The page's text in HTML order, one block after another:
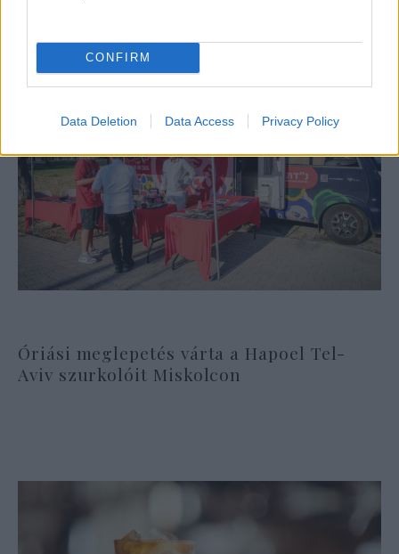
CONFIRM
Data Deletion Data Access Privacy Policy
Óriási meglepetés várta a Hapoel Tel-
Aviv szurkolóit Miskolcon